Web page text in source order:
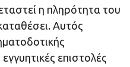
η πληρότητα του
Αυτός
επιστολές